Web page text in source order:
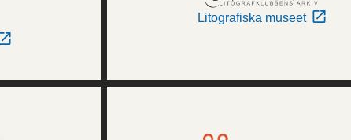
Litografiska museet